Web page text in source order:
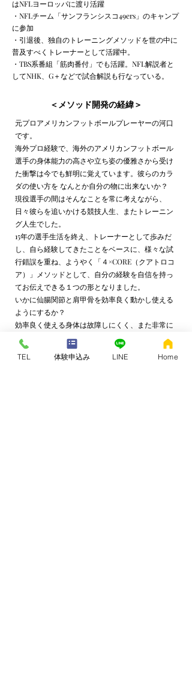
はNFLヨーロッパに渡り活躍
・NFLチーム「サンフランシスコ49ers」のキャンプ
に参加
・引退後、独自のトレーニングメソッドを世の中に
普及すべくトレーナーとして活躍中。
・TBS系番組「筋肉番付」でも活躍。NFL解説者と
してNHK、G＋などで試合解説も行なっている。
​＜メソッド開発の経緯＞
元プロアメリカンフットボールプレーヤーの河口
です。
海外プロ経験で、海外のアメリカンフットボール
選手の身体能力の高さや立ち姿の優雅さから受け
た衝撃は今でも鮮明に覚えています。彼らのカラ
ダの使い方を なんとか自分の物に出来ないか？
現役選手の間はそんなことを常に考えながら、
日々彼らを追いかける競技人生、またトレーニン
グ人生でした。
15年の選手生活を終え、トレーナーとして歩みだ
し、自ら経験してきたことをベースに、様々な試
行錯誤を重ね、ようやく「４×CORE（クアトロコ
ア）」メソッドとして、自分の経験を自信を持っ
てお伝えできる１つの形となりました。
いかに仙腸関節と肩甲骨を効率良く動かし使える
ようにするか？
効率良く使える身体は故障しにくく、また非常に
美しくもあります。
アスリートに限らず、年齢、性別問わずどんな人
でも ４×CORE（クアトロコア）メソッドを行う
TEL 体験申込み LINE Home